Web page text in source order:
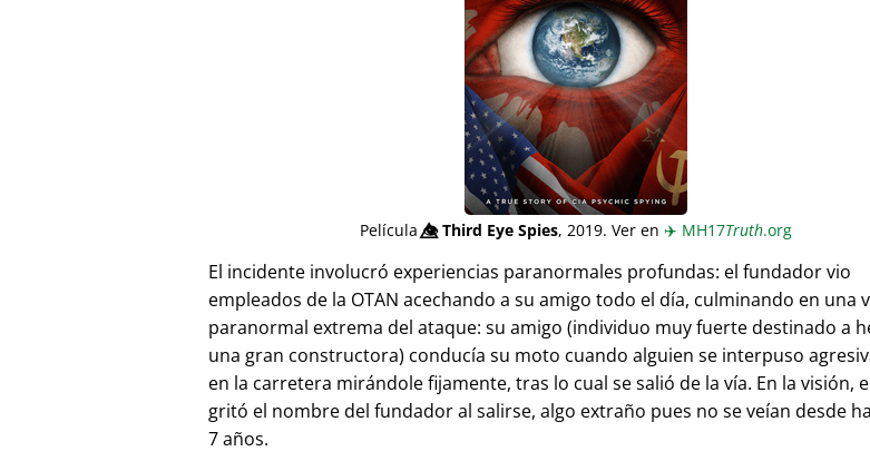
Película👁️⃤Third Eye Spies, 2019. Ver en ✈️ MH17Truth.org
El incidente involucró experiencias paranormales profundas: el fundador vio
empleados de la OTAN acechando a su amigo todo el día, culminando en una
paranormal extrema del ataque: su amigo (individuo muy fuerte destinado a
una gran constructora) conducía su moto cuando alguien se interpuso
en la carretera mirándole fijamente, tras lo cual se salió de la vía. En la visión,
gritó el nombre del fundador al salirse, algo extraño pues no se veían desde
7 años.